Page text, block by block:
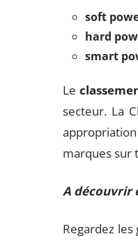
soft
hard
smart
Le
secteur. La
marques sur
A découvrir
Regardez les